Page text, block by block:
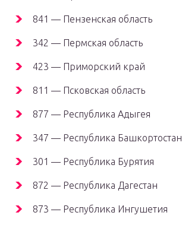
841 — Пензенская область
342 — Пермская область
423 — Приморский край
811 — Псковская область
877 — Республика Адыгея
347 — Республика Башкортостан
301 — Республика Бурятия
872 — Республика Дагестан
873 — Республика Ингушетия